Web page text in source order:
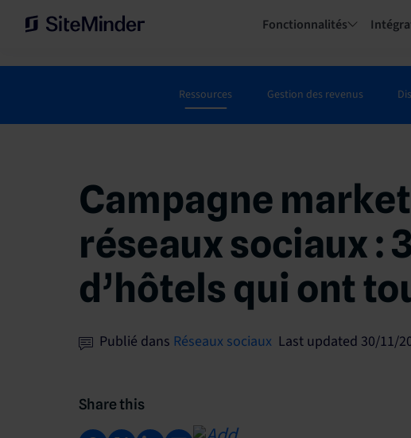
Fonctionnalités
Ressources Gestion des revenus
Campagne
réseaux sociaux :
d’hôtels qui ont
Publié dans Réseaux sociaux Last updated 30/11/
Share this